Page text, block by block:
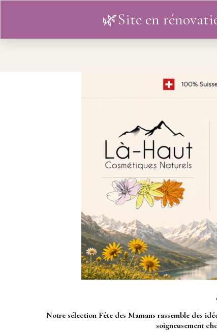
Notre sélection Fête des Mamans rassemble des
soigneusement
🌿Site en